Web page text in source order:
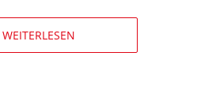
WEITERLESEN